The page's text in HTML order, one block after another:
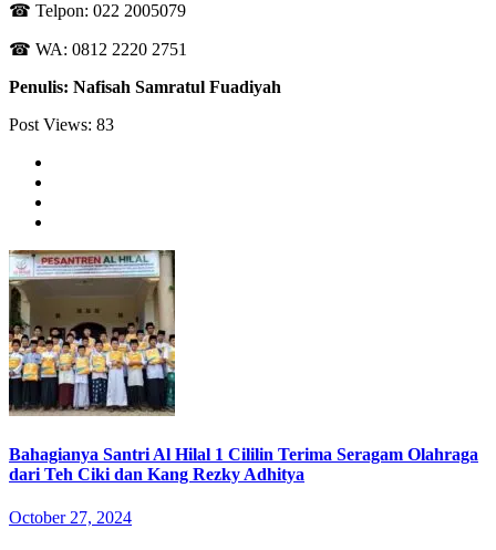
☎ Telpon: 022 2005079
☎ WA: 0812 2220 2751
Penulis: Nafisah Samratul Fuadiyah
Post Views: 83
Bahagianya Santri Al Hilal 1 Cililin Terima Seragam Olahraga
dari Teh Ciki dan Kang Rezky Adhitya
October 27, 2024